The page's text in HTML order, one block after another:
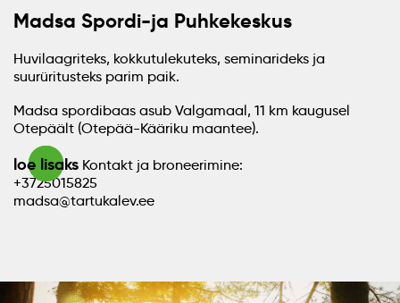
Madsa Spordi-ja Puhkekeskus
Huvilaagriteks, kokkutulekuteks, seminarideks ja
suurüritusteks parim paik.
Madsa spordibaas asub Valgamaal, 11 km kaugusel
Otepäält (Otepää-Kääriku maantee).
loe lisaks Kontakt ja broneerimine:
+3725015825
madsa@tartukalev.ee